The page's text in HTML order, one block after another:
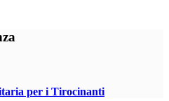
per i Tirocinanti